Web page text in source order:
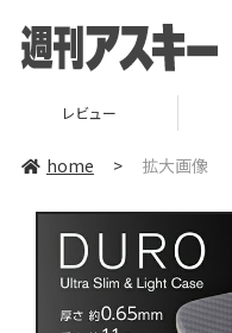
レビュー
home > 拡大画像